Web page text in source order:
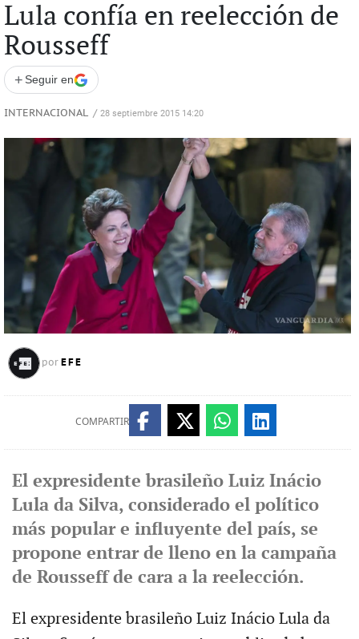
Lula confía en reelección de
Rousseff
+ Seguir en
INTERNACIONAL / 28 septiembre 2015 14:20
por EFE
COMPARTIR
El expresidente brasileño Luiz Inácio
Lula da Silva, considerado el político
más popular e influyente del país, se
propone entrar de lleno en la campaña
de Rousseff de cara a la reelección.
El expresidente brasileño Luiz Inácio Lula da